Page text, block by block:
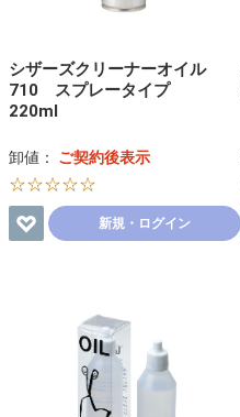
シザーズクリーナーオイル
710 スプレータイプ
220ml
卸値： ご契約後表示
☆☆☆☆☆
新規・ログイン